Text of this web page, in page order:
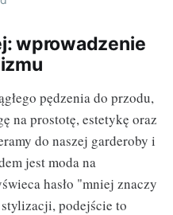
wprowadzenie
pędzenia do przodu,
na prostotę, estetykę oraz
do naszej garderoby i
jest moda na
hasło "mniej znaczy
podejście to